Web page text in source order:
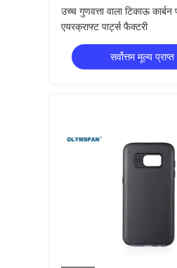
उच्च गुणवत्ता वाला टिकाऊ कार्बन
एयरक्राफ्ट पार्ट्स फैक्टरी
सर्वोत्तम मूल्य